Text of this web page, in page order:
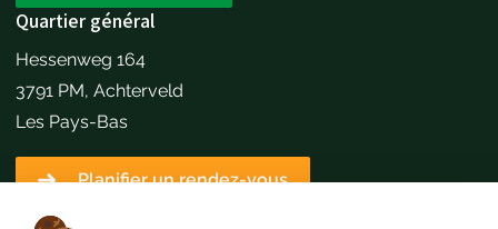
Quartier général
Hessenweg 164
3791 PM, Achterveld
Les Pays-Bas
Planifier un rendez-vous
Détails du contact